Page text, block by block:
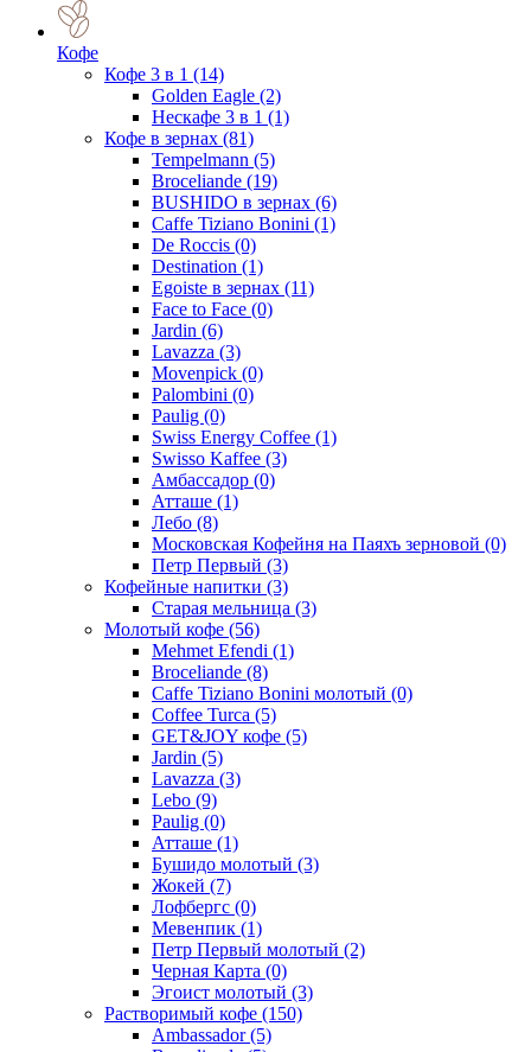
Кофе
Кофе 3 в 1 (14)
Golden Eagle (2)
Нескафе 3 в 1 (1)
Кофе в зернах (81)
Tempelmann (5)
Broceliande (19)
BUSHIDO в зернах (6)
Caffe Tiziano Bonini (1)
De Roccis (0)
Destination (1)
Egoiste в зернах (11)
Face to Face (0)
Jardin (6)
Lavazza (3)
Movenpick (0)
Palombini (0)
Paulig (0)
Swiss Energy Coffee (1)
Swisso Kaffee (3)
Амбассадор (0)
Атташе (1)
Лебо (8)
Московская Кофейня на Паяхъ зерновой (0)
Петр Первый (3)
Кофейные напитки (3)
Старая мельница (3)
Молотый кофе (56)
Mehmet Efendi (1)
Broceliande (8)
Caffe Tiziano Bonini молотый (0)
Coffee Turca (5)
GET&JOY кофе (5)
Jardin (5)
Lavazza (3)
Lebo (9)
Paulig (0)
Атташе (1)
Бушидо молотый (3)
Жокей (7)
Лофбергс (0)
Мевенпик (1)
Петр Первый молотый (2)
Черная Карта (0)
Эгоист молотый (3)
Растворимый кофе (150)
Ambassador(5)